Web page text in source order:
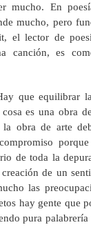
mucho. En
mucho, pero
el lector de
canción, es
que equilibrar
es una obra
obra de arte
de toda la
de un
las
hay gente que
pura